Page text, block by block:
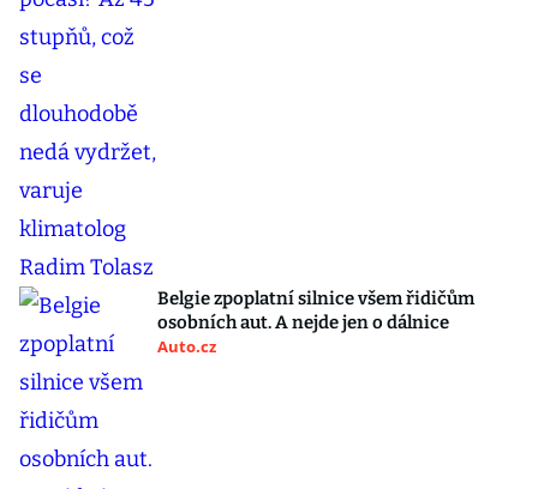
Belgie zpoplatní silnice všem řidičům
osobních aut. A nejde jen o dálnice
Auto.cz